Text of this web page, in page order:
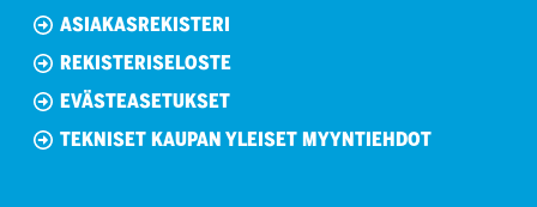
ASIAKASREKISTERI
REKISTERISELOSTE
EVÄSTEASETUKSET
TEKNISET KAUPAN YLEISET MYYNTIEHDOT